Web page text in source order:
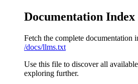
Documentation Index
Fetch the complete documentation
/docs/llms.txt
Use this file to discover all
exploring further.